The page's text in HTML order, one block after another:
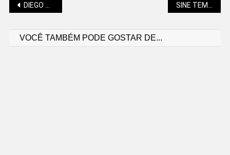
Navegação
DIEGO ANDRADE: VIOLÊNCIA E BURGUESIA, UMA ENGRENAGEM HISTÓRICA
VOCÊ TAMBÉM PODE GOSTAR DE...